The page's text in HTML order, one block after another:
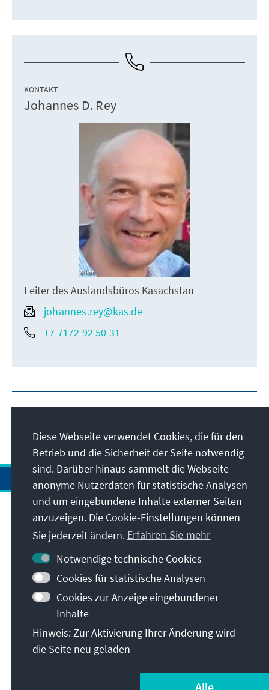
KONTAKT
Johannes D. Rey
kas
Leiter des Auslandsbüros Kasachstan
johannes.rey@kas.de
+7 7172 92 50 31
Anschrift
Kontakt
Besuchen Sie auch
Hauptseite der KAS
Nutzungsbedingungen
Erklärung zur Barrierefreiheit
© Konrad-Adenauer-Stiftung e.V. 2026
Diese Webseite verwendet Cookies, die für den
Betrieb und die Sicherheit der Seite notwendig
sind. Darüber hinaus sammelt die Webseite
anonyme Nutzerdaten für statistische Analysen
und um eingebundene Inhalte externer Seiten
anzuzeigen. Die Cookie-Einstellungen können
Sie jederzeit ändern. Erfahren Sie mehr
Notwendige technische Cookies
Cookies für statistische Analysen
Cookies zur Anzeige eingebundener
Inhalte
Hinweis: Zur Aktivierung Ihrer Änderung wird
die Seite neu geladen
Alle